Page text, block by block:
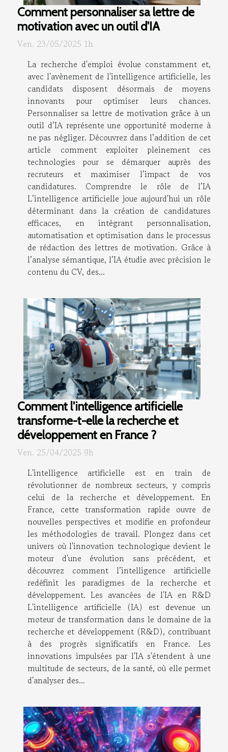
Comment personnaliser sa lettre de
motivation avec un outil d'IA
Ven. 23/05/2025 1h
La recherche d'emploi évolue constamment et,
avec l'avènement de l'intelligence artificielle, les
candidats disposent désormais de moyens
innovants pour optimiser leurs chances.
Personnaliser sa lettre de motivation grâce à un
outil d’IA représente une opportunité moderne à
ne pas négliger. Découvrez dans l’addition de cet
article comment exploiter pleinement ces
technologies pour se démarquer auprès des
recruteurs et maximiser l’impact de vos
candidatures. Comprendre le rôle de l’IA
L’intelligence artificielle joue aujourd'hui un rôle
déterminant dans la création de candidatures
efficaces, en intégrant personnalisation,
automatisation et optimisation dans le processus
de rédaction des lettres de motivation. Grâce à
l’analyse sémantique, l’IA étudie avec précision le
contenu du CV, des...
Comment l'intelligence artificielle
transforme-t-elle la recherche et
développement en France ?
Ven. 25/04/2025 9h
L'intelligence artificielle est en train de
révolutionner de nombreux secteurs, y compris
celui de la recherche et développement. En
France, cette transformation rapide ouvre de
nouvelles perspectives et modifie en profondeur
les méthodologies de travail. Plongez dans cet
univers où l'innovation technologique devient le
moteur d'une évolution sans précédent, et
découvrez comment l’intelligence artificielle
redéfinit les paradigmes de la recherche et
développement. Les avancées de l'IA en R&D
L'intelligence artificielle (IA) est devenue un
moteur de transformation dans le domaine de la
recherche et développement (R&D), contribuant
à des progrès significatifs en France. Les
innovations impulsées par l'IA s'étendent à une
multitude de secteurs, de la santé, où elle permet
d'analyser des...